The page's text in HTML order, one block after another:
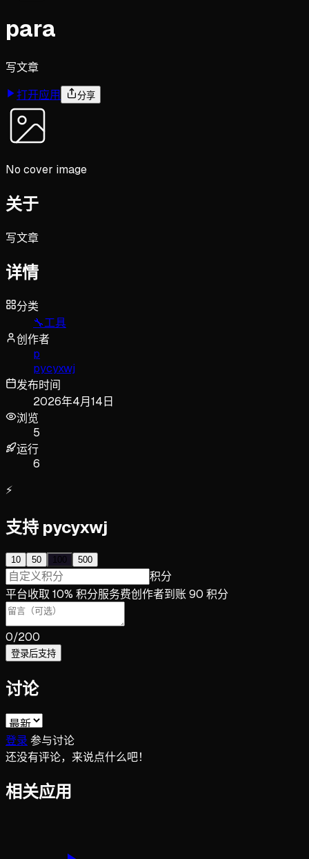
para
写文章
打开应用
分享
No cover image
关于
写文章
详情
分类
🔧工具
创作者
p
pycyxwj
发布时间
2026年4月14日
浏览
5
运行
6
⚡
支持 pycyxwj
10 50 100 500
积分
平台收取 10% 积分服务费创作者到账 90 积分
0/200
登录后支持
讨论
登录 参与讨论
还没有评论，来说点什么吧！
相关应用